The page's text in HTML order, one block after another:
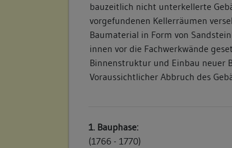
bauzeitlich nicht unterkellerte
vorgefundenen Kellerräumen
Baumaterial in Form von
innen vor die Fachwerkwände
Binnenstruktur und Einbau neuer
Voraussichtlicher Abbruch des
1. Bauphase:
(1766 - 1770)